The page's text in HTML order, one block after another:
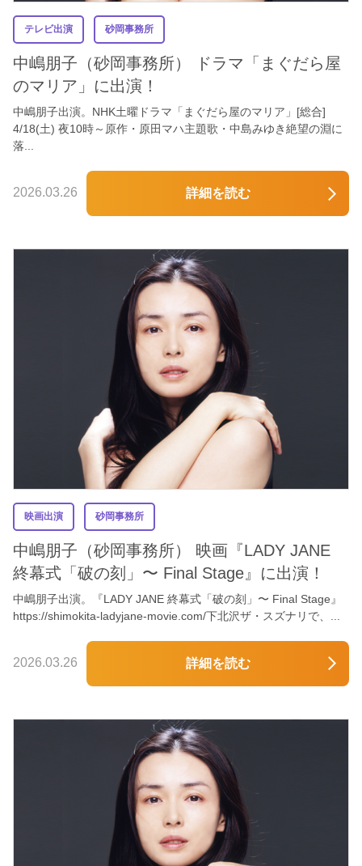
テレビ出演 砂岡事務所
中嶋朋子（砂岡事務所） ドラマ「まぐだら屋
のマリア」に出演！
中嶋朋子出演。NHK土曜ドラマ「まぐだら屋のマリア」[総合]
4/18(土) 夜10時～原作・原田マハ主題歌・中島みゆき絶望の淵に
落...
2026.03.26 詳細を読む
映画出演 砂岡事務所
中嶋朋子（砂岡事務所） 映画『LADY JANE
終幕式「破の刻」〜 Final Stage』に出演！
中嶋朋子出演。『LADY JANE 終幕式「破の刻」〜 Final Stage』
https://shimokita-ladyjane-movie.com/下北沢ザ・スズナリで、...
2026.03.26 詳細を読む